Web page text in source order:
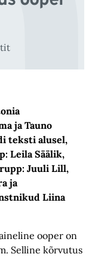
ja Tauno
teksti alusel,
Leila Säälik,
Juuli Lill,
ja
Liina
ooper on
Selline kõrvutus